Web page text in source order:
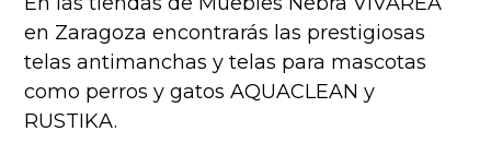
en Zaragoza encontrarás las prestigiosas
telas antimanchas y telas para mascotas
como perros y gatos AQUACLEAN y
RUSTIKA.